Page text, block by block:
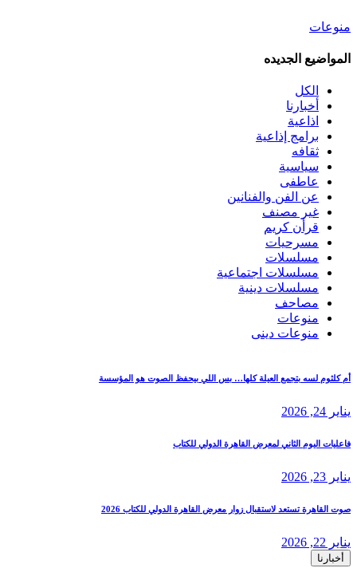
منوعات
المواضيع الجديده
الكل
أخبارنا
اذاعية
برامج إذاعية
ثقافه
سياسية
عاطفى
عن الفن والفنانين
غير مصنف
قرأن كريم
مسرحيات
مسلسلات
مسلسلات اجتماعية
مسلسلات دينية
مصاحف
منوعات
منوعات دينى
أم كلثوم لسه بتجمع العيلة كلها… بس اللي بيحفظ الصوت هو المؤسسة
يناير 24, 2026
فاعليات اليوم الثاني لمعرض القاهرة الدولي للكتاب
يناير 23, 2026
صوت القاهرة تستعد لاستقبال زوار معرض القاهرة الدولي للكتاب 2026
يناير 22, 2026
أخبارنا